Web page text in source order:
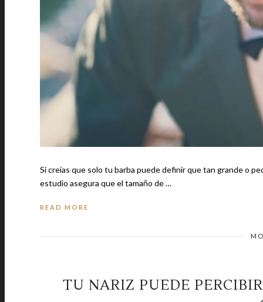
Si creías que solo tu barba puede definir que tan grande o pequeño lo
estudio asegura que el tamaño de …
READ MORE
TU NARIZ PUEDE